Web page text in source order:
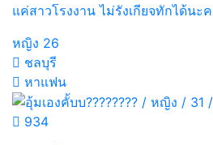
แค่สาวโรงงาน ไม่รังเกียจทักได้นะ
หญิง 26
ชลบุรี
หาแฟน
934